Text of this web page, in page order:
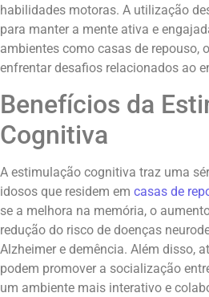
habilidades motoras. A utilização
para manter a mente ativa e
ambientes como casas de repouso,
enfrentar desafios relacionados ao
Benefícios da
Cognitiva
A estimulação cognitiva traz uma
idosos que residem em casas de
se a melhora na memória, o
redução do risco de doenças
Alzheimer e demência. Além disso,
podem promover a socialização
um ambiente mais interativo e